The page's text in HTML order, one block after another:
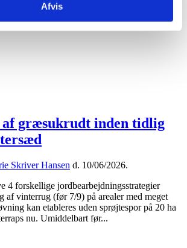
Afvis
af græsukrudt inden tidlig
Skriver Hansen d. 10/06/2026.
4 forskellige jordbearbejdningsstrategier
af vinterrug (før 7/9) på arealer med meget
kan etableres uden sprøjtespor på 20 ha
nu. Umiddelbart før...